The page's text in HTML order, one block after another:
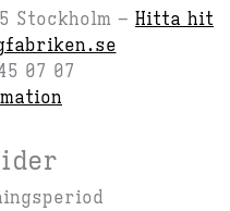
Stockholm – Hitta hit
07 07